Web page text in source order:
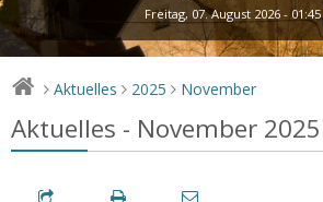
Freitag, 07. August 2026 -
> Aktuelles > 2025 > November
Aktuelles - November 2025